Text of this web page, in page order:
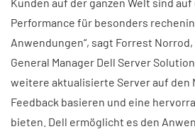
Performance für besonders
Anwendungen“, sagt Forrest
General Manager Dell Server
weitere aktualisierte Server auf den
Feedback basieren und eine
bieten. Dell ermöglicht es den